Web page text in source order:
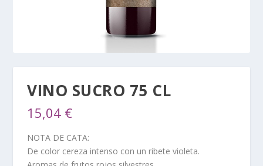
VINO SUCRO 75 CL
15,04 €
NOTA DE CATA:
De color cereza intenso con un ribete violeta.